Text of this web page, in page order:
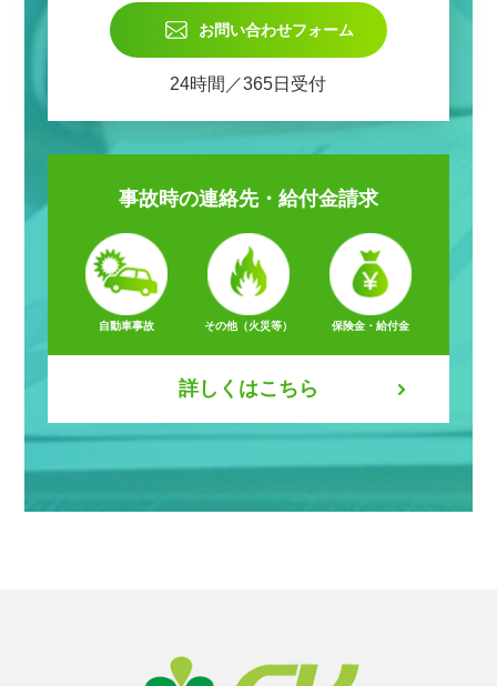
お問い合わせフォーム
24時間／365日受付
事故時の連絡先・給付金請求
自動車事故 その他（火災等） 保険金・給付金
詳しくはこちら